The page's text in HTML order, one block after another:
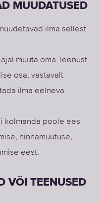
MUUDATUSED
ilma sellest
muuta oma Teenust
osa, vastavalt
ilma eelneva
kolmanda poole ees
hinnamuutuse,
eest.
VÕI TEENUSED